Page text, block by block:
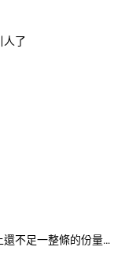
人了
不足一整條的份量…